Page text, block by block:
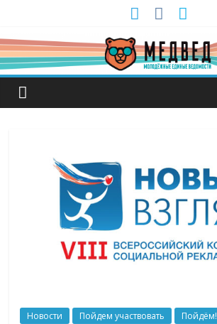
Новости Пойдем участвовать Пойдём!